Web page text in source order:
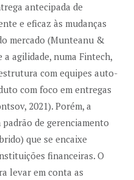
antecipada de
e eficaz às mudanças
mercado (Munteanu &
a agilidade, numa Fintech,
com equipes auto-
com foco em entregas
2021). Porém, a
de gerenciamento
que se encaixe
financeiras. O
levar em conta as